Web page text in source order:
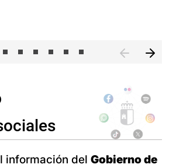
información del Gobierno de